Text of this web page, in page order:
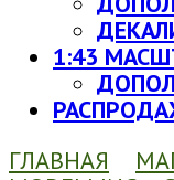
1:43
ГЛАВНАЯ